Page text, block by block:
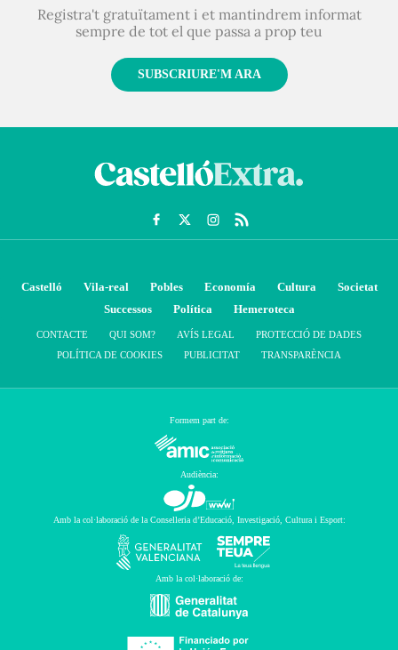
Registra't gratuïtament i et mantindrem informat
sempre de tot el que passa a prop teu
SUBSCRIURE'M ARA
Castelló Vila-real Pobles Economía Cultura
Societat
Successos
Política Hemeroteca
CONTACTE QUI SOM? AVÍS LEGAL
PROTECCIÓ DE DADES
POLÍTICA DE COOKIES
PUBLICITAT TRANSPARÈNCIA
Formem part de:
Audiència:
Amb la col·laboració de la Conselleria d’Educació, Investigació, Cultura i Esport:
Amb la col·laboració de: